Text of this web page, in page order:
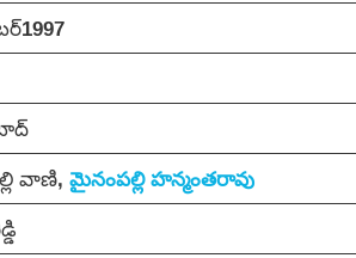
వాణి,మైనంపల్లి హన్మంతరావు